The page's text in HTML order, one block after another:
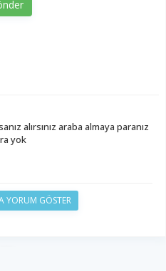
alırsınız araba almaya paranız
yok
YORUM GÖSTER